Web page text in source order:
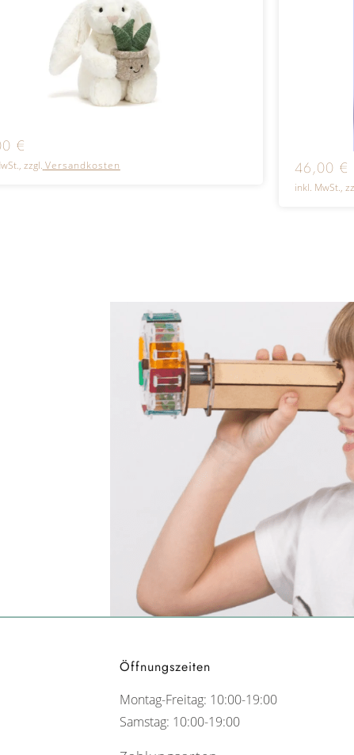
€
zzgl. Versandkosten 46,00 €
inkl. MwSt.,
Öffnungszeiten
Montag-Freitag: 10:00-19:00
Samstag: 10:00-19:00